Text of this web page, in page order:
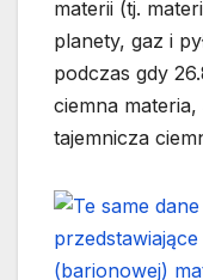
materii (tj.
planety, gaz i
podczas gdy
ciemna
tajemnicza